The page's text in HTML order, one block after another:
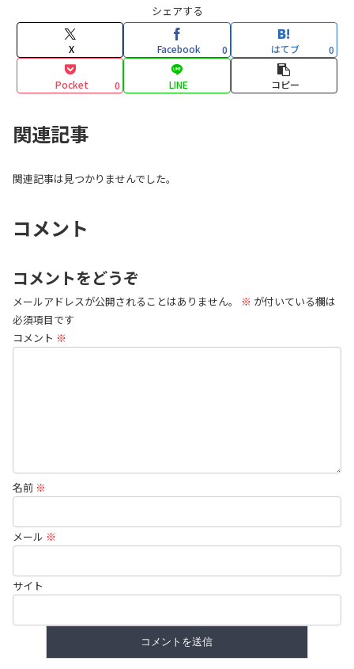
シェアする
X Facebook 0 はてブ 0
Pocket 0 LINE コピー
関連記事
関連記事は見つかりませんでした。
コメント
コメントをどうぞ
メールアドレスが公開されることはありません。 ※ が付いている欄は
必須項目です
コメント ※
名前 ※
メール ※
サイト